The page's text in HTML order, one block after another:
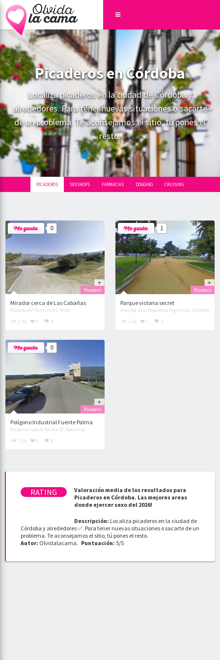
Picaderos en Córdoba
Localiza picaderos en la ciudad de Córdoba y
alrededores. Para tener nuevas situaciones o sacarte
de un problema. Te aconsejamos el sitio, tú pones el
resto.
PICADEROS SEXSHOPS FARMACIAS DOGGING CRUISING
0
Mirador cerca de Las Cabañas
Poblado del Pantano 81, Rute
Picadero
2.4k 0 0
1
Parque victoria secret
Avenida de la República Argentina , Córdoba
Picadero
2.3k 1 0
0
Polígono Industrial Fuente Palma
Poligono Fuente Palma 52, Benamejí
Picadero
2.2k 0 0
Valoración media de los resultados para
Picaderos en Córdoba. Las mejores areas
donde ejercer sexo del 2026!
Descripción: Localiza picaderos en la ciudad de
Córdoba y alrededores ✅. Para tener nuevas situaciones o sacarte de un
problema. Te aconsejamos el sitio, tú pones el resto.
Autor: Olvidalacama. Puntuación: 5/5